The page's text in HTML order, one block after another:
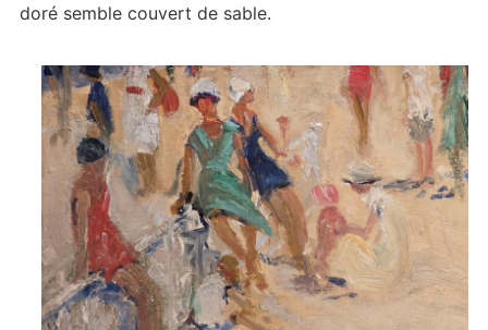
doré semble couvert de sable.